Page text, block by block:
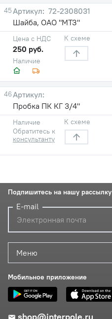
45
72-2308031
Шайба, ОАО "МТЗ"
Наличие
Цена с НДС
250 руб.
К схеме
46
Пробка ПК КГ 3/4"
Наличие
Обратитесь к
консультанту
К схеме
Меню
Мобильное приложение
Подпишитесь на нашу рассылку
E-mail